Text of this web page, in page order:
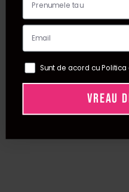
Sunt de acord cu
VREAU